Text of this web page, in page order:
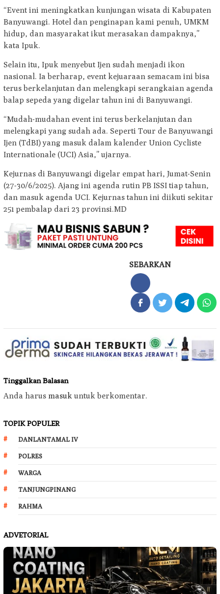
“Event ini meningkatkan kunjungan wisata di Kabupaten
Banyuwangi. Hotel dan penginapan kami penuh, UMKM
hidup, dan masyarakat ikut merasakan dampaknya,”
kata Ipuk.
Selain itu, Ipuk menyebut Ijen sudah menjadi ikon
nasional. Ia berharap, event kejuaraan semacam ini bisa
terus berkelanjutan dan melengkapi serangkaian agenda
balap sepeda yang digelar tahun ini di Banyuwangi.
“Mudah-mudahan event ini terus berkelanjutan dan
melengkapi yang sudah ada. Seperti Tour de Banyuwangi
Ijen (TdBI) yang masuk dalam kalender Union Cycliste
Internationale (UCI) Asia,” ujarnya.
Kejurnas di Banyuwangi digelar empat hari, Jumat-Senin
(27-30/6/2025). Ajang ini agenda rutin PB ISSI tiap tahun,
dan masuk agenda UCI. Kejurnas tahun ini diikuti sekitar
251 pembalap dari 23 provinsi.MD
SEBARKAN
Tinggalkan Balasan
Anda harus masuk untuk berkomentar.
TOPIK POPULER
DANLANTAMAL IV
POLRES
WARGA
TANJUNGPINANG
RAHMA
ADVETORIAL